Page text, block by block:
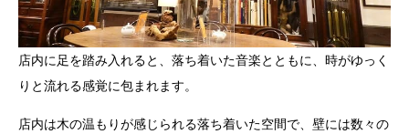
店内に足を踏み入れると、落ち着いた音楽とともに、時がゆっく
りと流れる感覚に包まれます。
店内は木の温もりが感じられる落ち着いた空間で、壁には数々の